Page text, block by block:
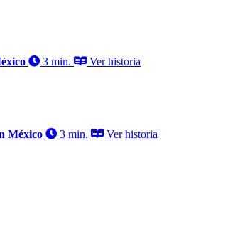
3 min. Ver historia
México 3 min. Ver historia